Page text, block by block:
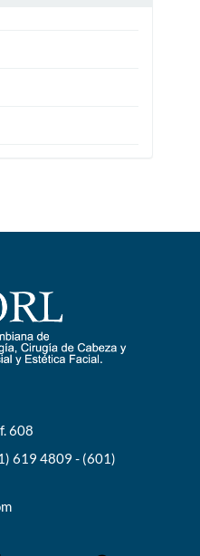
608
619 4809 - (601)